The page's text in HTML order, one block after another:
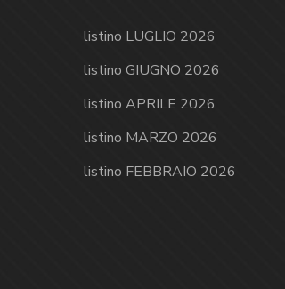
listino LUGLIO 2026
listino GIUGNO 2026
listino APRILE 2026
listino MARZO 2026
listino FEBBRAIO 2026